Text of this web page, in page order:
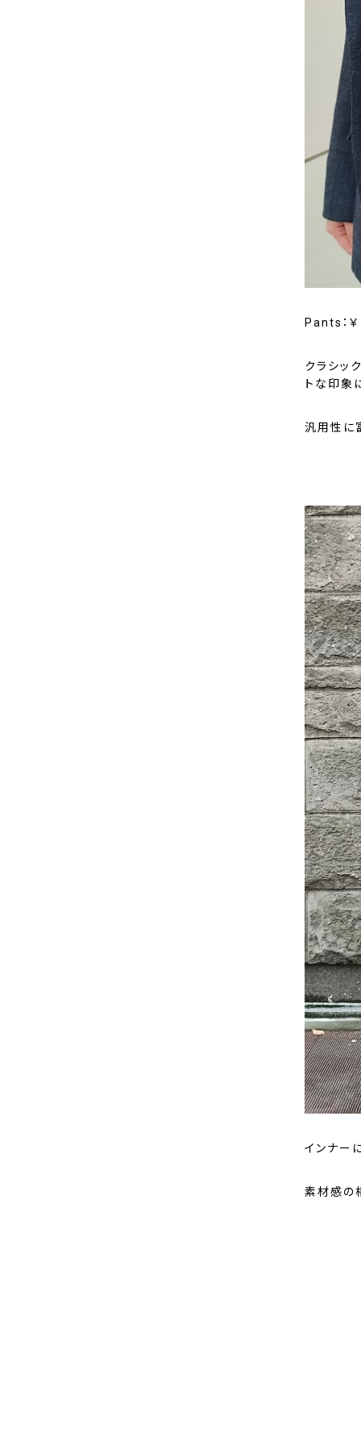
Pants：
クラシッ
トな印象
汎用性に
インナー
素材感の